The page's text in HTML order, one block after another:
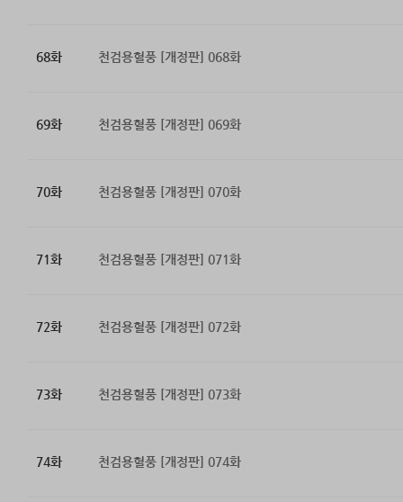
68화 천검용혈풍 [개정판] 068화
69화 천검용혈풍 [개정판] 069화
70화 천검용혈풍 [개정판] 070화
71화 천검용혈풍 [개정판] 071화
72화 천검용혈풍 [개정판] 072화
73화 천검용혈풍 [개정판] 073화
74화 천검용혈풍 [개정판] 074화